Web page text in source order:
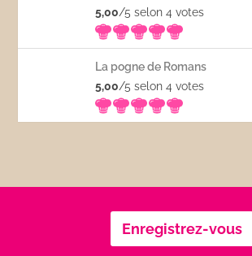
5,00/5 selon 4votes
La pogne de Romans
5,00/5 selon 4votes
Enregistrez-vous